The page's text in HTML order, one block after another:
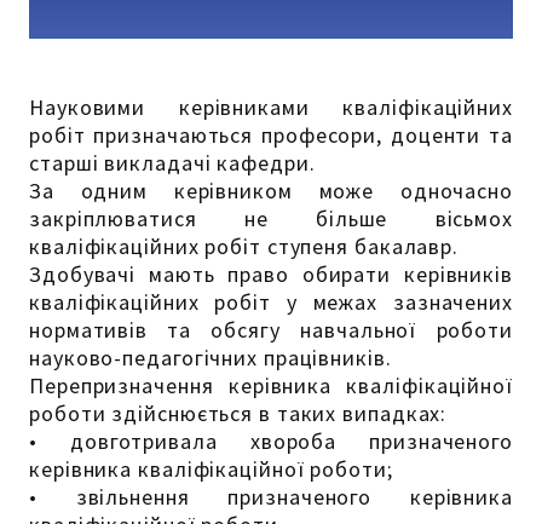
Науковими керівниками кваліфікаційних
робіт призначаються професори, доценти та
старші викладачі кафедри.
За одним керівником може одночасно
закріплюватися не більше вісьмох
кваліфікаційних робіт ступеня бакалавр.
Здобувачі мають право обирати керівників
кваліфікаційних робіт у межах зазначених
нормативів та обсягу навчальної роботи
науково-педагогічних працівників.
Перепризначення керівника кваліфікаційної
роботи здійснюється в таких випадках:
• довготривала хвороба призначеного
керівника кваліфікаційної роботи;
• звільнення призначеного керівника